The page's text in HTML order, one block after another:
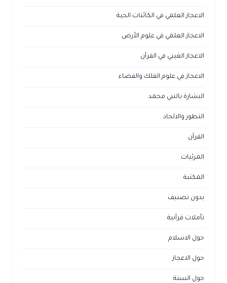
الاعجاز العلمي في الكائنات الحية
الاعجاز العلمي في علوم الأرض
الاعجاز الغيبي في القرآن
الاعجاز في علوم الفلك والفضاء
البشارة بالنبي محمد
التطور والالحاد
القرآن
المرئيات
المكتبة
بدون تصنيف
تأملات قرآنية
حول الاسلام
حول الاعجاز
حول السنة